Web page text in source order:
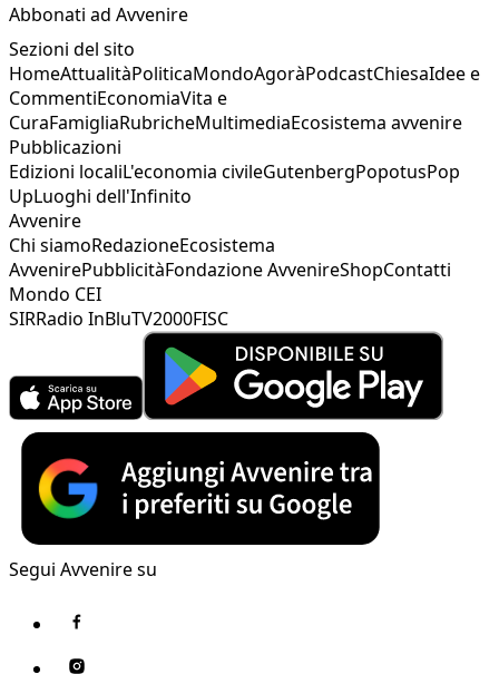
Abbonati ad Avvenire
Sezioni del sito
HomeAttualitàPoliticaMondoAgoràPodcastChiesaIdee e
CommentiEconomiaVita e
CuraFamigliaRubricheMultimediaEcosistema avvenire
Pubblicazioni
Edizioni localiL'economia civileGutenbergPopotusPop
UpLuoghi dell'Infinito
Avvenire
Chi siamoRedazioneEcosistema
AvvenirePubblicitàFondazione AvvenireShopContatti
Mondo CEI
SIRRadio InBluTV2000FISC
Segui Avvenire su